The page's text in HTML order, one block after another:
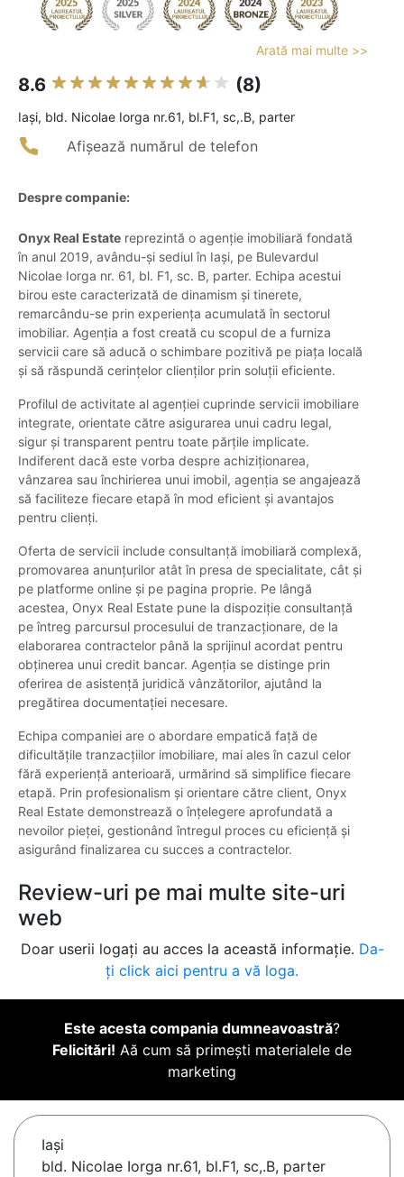
Arată mai multe >>
8.6 (8)
Iaşi, bld. Nicolae Iorga nr.61, bl.F1, sc,.B, parter
Afișează numărul de telefon
Despre companie:
Onyx Real Estate reprezintă o agenție imobiliară fondată
în anul 2019, avându-și sediul în Iași, pe Bulevardul
Nicolae Iorga nr. 61, bl. F1, sc. B, parter. Echipa acestui
birou este caracterizată de dinamism și tinerete,
remarcându-se prin experiența acumulată în sectorul
imobiliar. Agenția a fost creată cu scopul de a furniza
servicii care să aducă o schimbare pozitivă pe piața locală
și să răspundă cerințelor clienților prin soluții eficiente.
Profilul de activitate al agenției cuprinde servicii imobiliare
integrate, orientate către asigurarea unui cadru legal,
sigur și transparent pentru toate părțile implicate.
Indiferent dacă este vorba despre achiziționarea,
vânzarea sau închirierea unui imobil, agenția se angajează
să faciliteze fiecare etapă în mod eficient și avantajos
pentru clienți.
Oferta de servicii include consultanță imobiliară complexă,
promovarea anunțurilor atât în presa de specialitate, cât și
pe platforme online și pe pagina proprie. Pe lângă
acestea, Onyx Real Estate pune la dispoziție consultanță
pe întreg parcursul procesului de tranzacționare, de la
elaborarea contractelor până la sprijinul acordat pentru
obținerea unui credit bancar. Agenția se distinge prin
oferirea de asistență juridică vânzătorilor, ajutând la
pregătirea documentației necesare.
Echipa companiei are o abordare empatică față de
dificultățile tranzacțiilor imobiliare, mai ales în cazul celor
fără experiență anterioară, urmărind să simplifice fiecare
etapă. Prin profesionalism și orientare către client, Onyx
Real Estate demonstrează o înțelegere aprofundată a
nevoilor pieței, gestionând întregul proces cu eficiență și
asigurând finalizarea cu succes a contractelor.
Review-uri pe mai multe site-uri
web
Doar userii logați au acces la această informație. Da-
ți click aici pentru a vă loga.
Este acesta compania dumneavoastră?
Felicitări! Aă cum să primești materialele de
marketing
Iaşi
bld. Nicolae Iorga nr.61, bl.F1, sc,.B, parter